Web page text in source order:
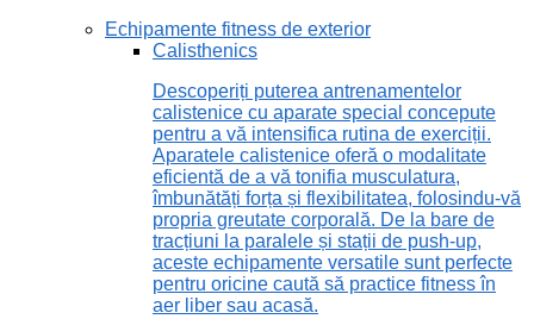
Echipamente fitness de exterior
Calisthenics
Descoperiți puterea antrenamentelor
calistenice cu aparate special concepute
pentru a vă intensifica rutina de exerciții.
Aparatele calistenice oferă o modalitate
eficientă de a vă tonifia musculatura,
îmbunătăți forța și flexibilitatea, folosindu-vă
propria greutate corporală. De la bare de
tracțiuni la paralele și stații de push-up,
aceste echipamente versatile sunt perfecte
pentru oricine caută să practice fitness în
aer liber sau acasă.